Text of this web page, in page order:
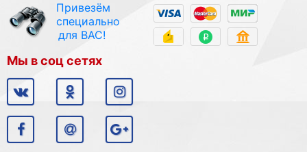
Привезём
специально
для ВАС!
Мы в соц сетях